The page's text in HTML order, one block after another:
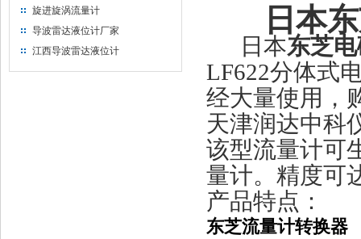
装方法
旋进旋涡流量计
导波雷达液位计厂家
江西导波雷达液位计
日本
日本东芝
LF622分体式
经大量使用，
天津润达中科
该型流量计可
量计。精度可
产品特点：
东芝流量计转换器